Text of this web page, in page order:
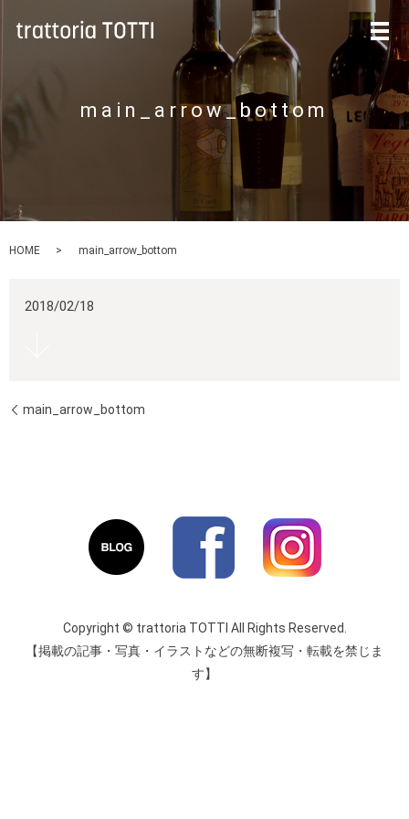
メ
main_arrow_bottom
HOME main_arrow_bottom
2018/02/18
main_arrow_bottom
Copyright © trattoria TOTTI All Rights Reserved.
【掲載の記事・写真・イラストなどの無断複写・転載を禁じま
す】